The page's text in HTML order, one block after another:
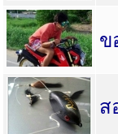
ข
ส